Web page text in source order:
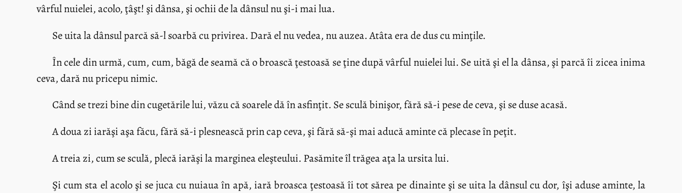
vârful nuielei, acolo, ţâşt! şi dânsa, şi ochii de la dânsul nu şi-i mai lua.
Se uita la dânsul parcă să-l soarbă cu privirea. Dară el nu vedea, nu auzea. Atâta era de dus cu minţile.
În cele din urmă, cum, cum, băgă de seamă că o broască ţestoasă se ţine după vârful nuielei lui. Se uită şi el la dânsa, şi parcă îi zicea inima
ceva, dară nu pricepu nimic.
Când se trezi bine din cugetările lui, văzu că soarele dă în asfinţit. Se sculă binişor, fără să-i pese de ceva, şi se duse acasă.
A doua zi iarăşi aşa făcu, fără să-i plesnească prin cap ceva, şi fără să-şi mai aducă aminte că plecase în peţit.
A treia zi, cum se sculă, plecă iarăşi la marginea eleşteului. Pasămite îl trăgea aţa la ursita lui.
Şi cum sta el acolo şi se juca cu nuiaua în apă, iară broasca ţestoasă îi tot sărea pe dinainte şi se uita la dânsul cu dor, îşi aduse aminte, la